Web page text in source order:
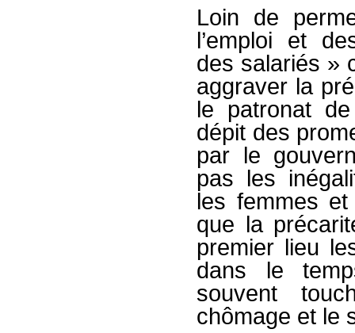
Loin de
l’emploi et
des salariés »
aggraver la
le patronat de
dépit des
par le
pas les
les femmes
que la
premier lieu
dans le
souvent
chômage et le